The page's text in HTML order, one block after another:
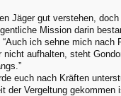
Jäger gut verstehen,
Mission darin
ich sehne mich nach
nicht aufhalten, steht
euch nach Kräften
der Vergeltung gekommen